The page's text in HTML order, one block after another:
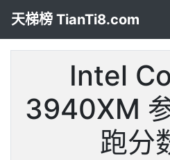
天梯榜 TianTi8.com
Intel
3940XM
跑分